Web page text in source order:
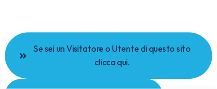
Se sei un Visitatore o Utente di questo sito
clicca qui.